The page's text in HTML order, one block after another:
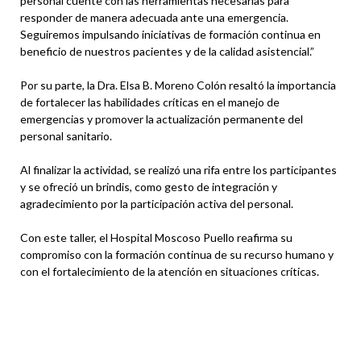
responder de manera adecuada ante una emergencia.
Seguiremos impulsando iniciativas de formación continua en
beneficio de nuestros pacientes y de la calidad asistencial.”
Por su parte, la Dra. Elsa B. Moreno Colón resaltó la importancia
de fortalecer las habilidades críticas en el manejo de
emergencias y promover la actualización permanente del
personal sanitario.
Al finalizar la actividad, se realizó una rifa entre los participantes
y se ofreció un brindis, como gesto de integración y
agradecimiento por la participación activa del personal.
Con este taller, el Hospital Moscoso Puello reafirma su
compromiso con la formación continua de su recurso humano y
con el fortalecimiento de la atención en situaciones críticas.